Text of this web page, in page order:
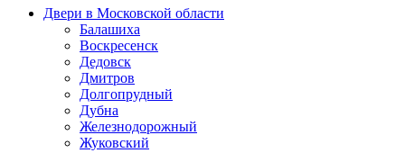
Двери в Московской области
Балашиха
Воскресенск
Дедовск
Дмитров
Долгопрудный
Дубна
Железнодорожный
Жуковский